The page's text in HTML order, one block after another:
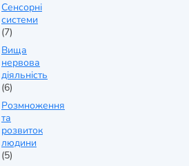
Сенсорні
системи
(7)
Вища
нервова
діяльність
(6)
Розмноження
та
розвиток
людини
(5)